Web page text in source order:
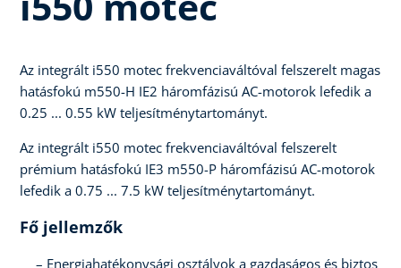
Az integrált i550 motec frekvenciaváltóval felszerelt magas
hatásfokú m550-H IE2 háromfázisú AC-motorok lefedik a
0.25 ... 0.55 kW teljesítménytartományt.
Az integrált i550 motec frekvenciaváltóval felszerelt
prémium hatásfokú IE3 m550-P háromfázisú AC-motorok
lefedik a 0.75 ... 7.5 kW teljesítménytartományt.
Fő jellemzők
Energiahatékonysági osztályok a gazdaságos és biztos